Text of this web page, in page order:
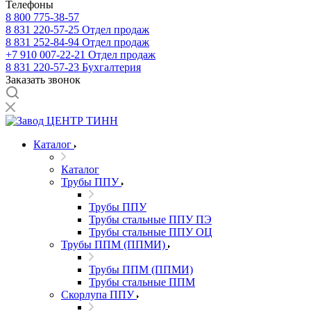
Телефоны
8 800 775-38-57
8 831 220-57-25 Отдел продаж
8 831 252-84-94 Отдел продаж
+7 910 007-22-21 Отдел продаж
8 831 220-57-23 Бухгалтерия
Заказать звонок
Каталог
Каталог
Трубы ППУ
Трубы ППУ
Трубы стальные ППУ ПЭ
Трубы стальные ППУ ОЦ
Трубы ППМ (ППМИ)
Трубы ППМ (ППМИ)
Трубы стальные ППМ
Скорлупа ППУ